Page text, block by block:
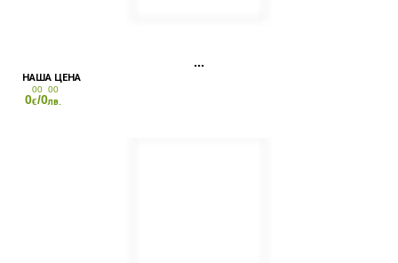
0
00
€/0
00
лв.